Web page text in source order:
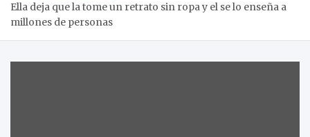
Ella deja que la tome un retrato sin ropa y el se lo enseña a
millones de personas